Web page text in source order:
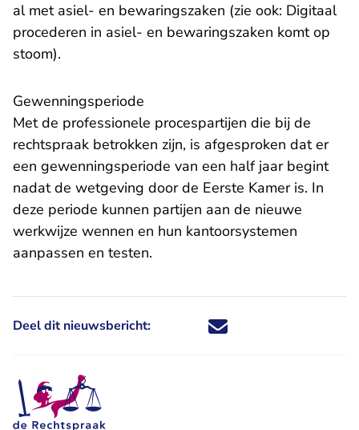
al met asiel- en bewaringszaken (zie ook: Digitaal
procederen in asiel- en bewaringszaken komt op
stoom).
Gewenningsperiode
Met de professionele procespartijen die bij de
rechtspraak betrokken zijn, is afgesproken dat er
een gewenningsperiode van een half jaar begint
nadat de wetgeving door de Eerste Kamer is. In
deze periode kunnen partijen aan de nieuwe
werkwijze wennen en hun kantoorsystemen
aanpassen en testen.
Deel dit nieuwsbericht: Deel dit nieuwsbericht via X -
Deel dit nieuwsbericht via
Deel dit nieuwsbericht
Deel dit